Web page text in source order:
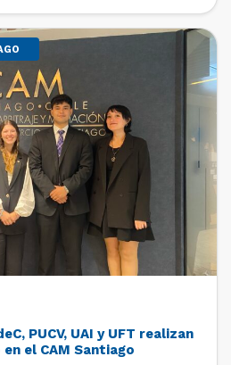
y María Luisa Petitpas
PUCV, UAI y UFT realizan
el CAM Santiago